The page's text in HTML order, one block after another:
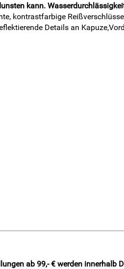
kann.
kontrastfarbige
Details an
ab 99,- € werden innerhalb